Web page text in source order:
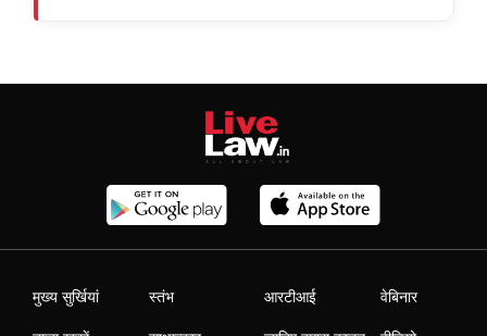
मुख्य सुर्खियां स्तंभ आरटीआई वेबिनार